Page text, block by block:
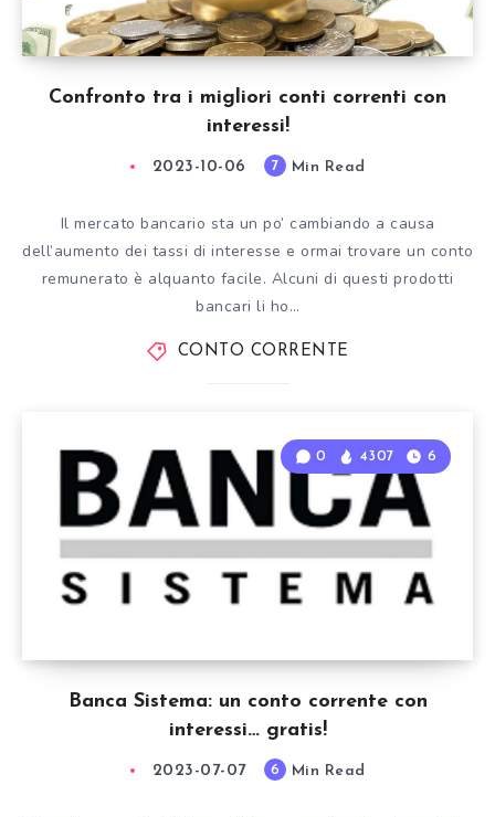
Confronto tra i migliori conti correnti con
interessi!
2023-10-06 7 Min Read
Il mercato bancario sta un po’ cambiando a causa
dell’aumento dei tassi di interesse e ormai trovare un conto
remunerato è alquanto facile. Alcuni di questi prodotti
bancari li ho…
CONTO CORRENTE
Banca Sistema: un conto corrente con
interessi… gratis!
0 4307 6
2023-07-07 6 Min Read